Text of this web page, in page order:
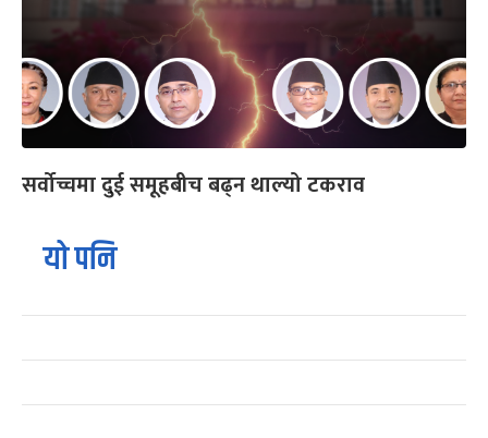
सर्वोच्चमा दुई समूहबीच बढ्न थाल्यो टकराव
यो पनि